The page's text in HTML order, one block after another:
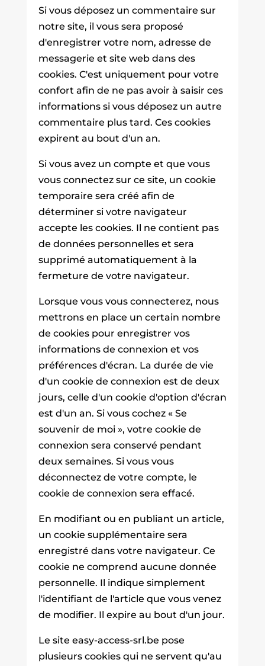
Si vous déposez un commentaire sur
notre site, il vous sera proposé
d'enregistrer votre nom, adresse de
messagerie et site web dans des
cookies. C'est uniquement pour votre
confort afin de ne pas avoir à saisir ces
informations si vous déposez un autre
commentaire plus tard. Ces cookies
expirent au bout d'un an.
Si vous avez un compte et que vous
vous connectez sur ce site, un cookie
temporaire sera créé afin de
déterminer si votre navigateur
accepte les cookies. Il ne contient pas
de données personnelles et sera
supprimé automatiquement à la
fermeture de votre navigateur.
Lorsque vous vous connecterez, nous
mettrons en place un certain nombre
de cookies pour enregistrer vos
informations de connexion et vos
préférences d'écran. La durée de vie
d'un cookie de connexion est de deux
jours, celle d'un cookie d'option d'écran
est d'un an. Si vous cochez « Se
souvenir de moi », votre cookie de
connexion sera conservé pendant
deux semaines. Si vous vous
déconnectez de votre compte, le
cookie de connexion sera effacé.
En modifiant ou en publiant un article,
un cookie supplémentaire sera
enregistré dans votre navigateur. Ce
cookie ne comprend aucune donnée
personnelle. Il indique simplement
l'identifiant de l'article que vous venez
de modifier. Il expire au bout d'un jour.
Le site easy-access-srl.be pose
plusieurs cookies qui ne servent qu'au